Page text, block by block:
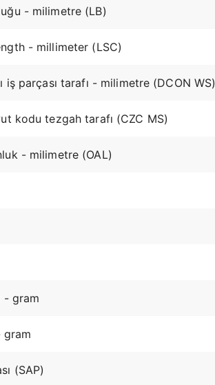
- milimetre (LB)
- millimeter (LSC)
iş parçası tarafı - milimetre (DCON WS)
kodu tezgah tarafı (CZC MS)
- milimetre (OAL)
- gram
gram
(SAP)